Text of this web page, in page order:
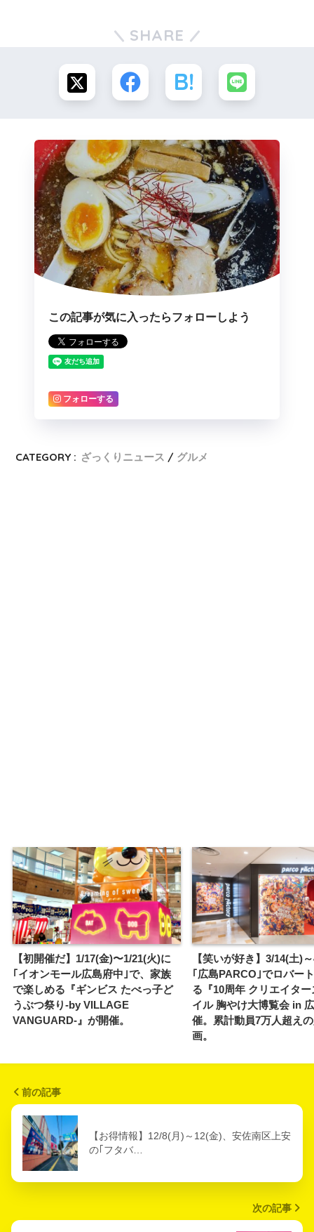
SHARE
この記事が気に入ったらフォローしよう
フォローする
CATEGORY : ざっくりニュース グルメ
【初開催だ】1/17(金)〜1/21(火)に
｢イオンモール広島府中｣で、家族
で楽しめる『ギンビス たべっ子ど
うぶつ祭り-by VILLAGE
VANGUARD-』が開催。
【笑いが好き】3/14(土)
｢広島PARCO｣でロバー
る『10周年 クリエイタ
イル 胸やけ大博覧会 in
催。累計動員7万人超え
画。
前の記事
【お得情報】12/8(月)～12(金)、安佐南区上安
の｢フタバ…
次の記事